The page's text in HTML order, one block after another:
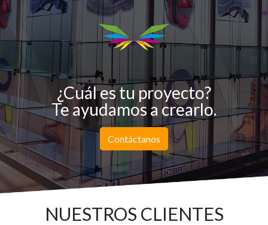
¿Cuál es tu proyecto?
Te ayudamos a crearlo.
Contáctanos
NUESTROS CLIENTES